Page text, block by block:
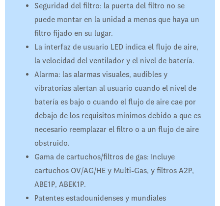
Seguridad del filtro: la puerta del filtro no se
puede montar en la unidad a menos que haya un
filtro fijado en su lugar.
La interfaz de usuario LED indica el flujo de aire,
la velocidad del ventilador y el nivel de batería.
Alarma: las alarmas visuales, audibles y
vibratorias alertan al usuario cuando el nivel de
batería es bajo o cuando el flujo de aire cae por
debajo de los requisitos mínimos debido a que es
necesario reemplazar el filtro o a un flujo de aire
obstruido.
Gama de cartuchos/filtros de gas: Incluye
cartuchos OV/AG/HE y Multi-Gas, y filtros A2P,
ABE1P, ABEK1P.
Patentes estadounidenses y mundiales